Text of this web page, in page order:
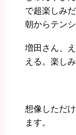
で超楽しみ
朝からテン
増田さん、
える。楽しみ
想像しただ
ます。